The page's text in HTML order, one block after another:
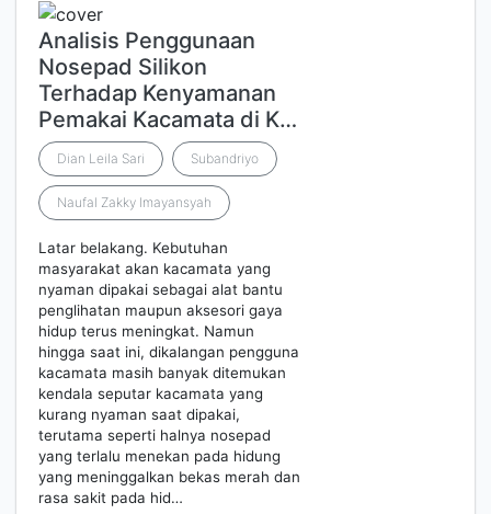
Analisis Penggunaan
Nosepad Silikon
Terhadap Kenyamanan
Pemakai Kacamata di K…
Dian Leila Sari Subandriyo
Naufal Zakky Imayansyah
Latar belakang. Kebutuhan
masyarakat akan kacamata yang
nyaman dipakai sebagai alat bantu
penglihatan maupun aksesori gaya
hidup terus meningkat. Namun
hingga saat ini, dikalangan pengguna
kacamata masih banyak ditemukan
kendala seputar kacamata yang
kurang nyaman saat dipakai,
terutama seperti halnya nosepad
yang terlalu menekan pada hidung
yang meninggalkan bekas merah dan
rasa sakit pada hid…